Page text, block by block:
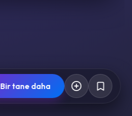
Bir tane daha